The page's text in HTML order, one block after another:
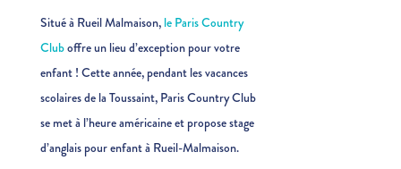
Situé à Rueil Malmaison, le Paris Country
Cluboffre un lieu d’exception pour votre
enfant ! Cette année, pendant les vacances
scolaires de la Toussaint, Paris Country Club
se met à l’heure américaine et propose stage
d’anglais pour enfant à Rueil-Malmaison.